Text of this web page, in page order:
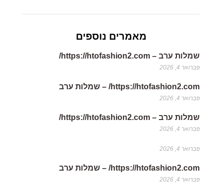
מאמרים נוספים
שמלות ערב – https://htofashion2.com/
פברואר 4, 2026
https://htofashion2.com/ – שמלות ערב
פברואר 4, 2026
שמלות ערב – https://htofashion2.com/
פברואר 4, 2026
פברואר 4, 2026
https://htofashion2.com/ – שמלות ערב
פברואר 4, 2026